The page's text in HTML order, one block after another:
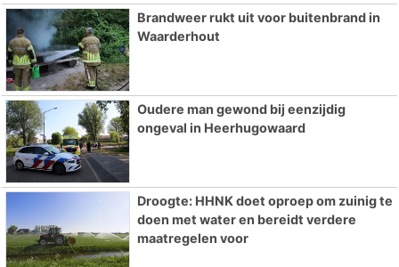
Brandweer rukt uit voor buitenbrand in
Waarderhout
Oudere man gewond bij eenzijdig
ongeval in Heerhugowaard
Droogte: HHNK doet oproep om zuinig te
doen met water en bereidt verdere
maatregelen voor